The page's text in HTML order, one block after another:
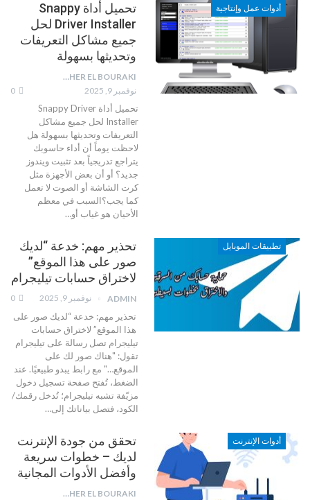
أدوات عمل وإنتاجية
تحميل أداة Snappy
Driver Installer لحل
جميع مشاكل التعريفات
وتحديثها بسهولة
TAHER EL BOURAKI
نوفمبر 9, 2025
تحميل أداة Snappy Driver
Installer لحل جميع مشاكل
التعريفات وتحديثها بسهولة هل
لاحظت يوماً أن أداء حاسوبك
يتراجع تدريجياً بعد تثبيت ويندوز
جديد؟ أو أن بعض الأجهزة مثل
كرت الشاشة أو الصوت لا تعمل
كما يجب؟السبب في معظم
الأحيان هو غياب أو…
تطبيقات الموبايل
تحذير مهم: خدعة “لديك
صور على هذا الموقع”
لاختراق حسابات تيليجرام
ADMIN نوفمبر 9, 2025
تحذير مهم: خدعة “لديك صور على
هذا الموقع” لاختراق حسابات
تيليجرام تصل رسالة على تيليجرام
تقول: "هناك صور لك على
الموقع…" مع رابط يبدو طبيعيًا. عند
الضغط، تُفتح صفحة تسجيل دخول
مزيّفة تشبه تيليجرام؛ تُدخل رقمك/
الكود، فتصل بياناتك إلى…
أدوات الإنترنت
تحقق من جودة الإنترنت
لديك – خطوات سريعة
وأفضل الأدوات المجانية
TAHER EL BOURAKI